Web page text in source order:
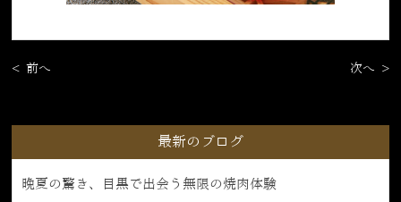
< 前へ 次へ >
最新のブログ
晩夏の驚き、目黒で出会う無限の焼肉体験